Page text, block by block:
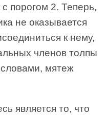
порогом 2. Теперь,
не оказывается
к нему,
членов толпы
мятеж
является то, что